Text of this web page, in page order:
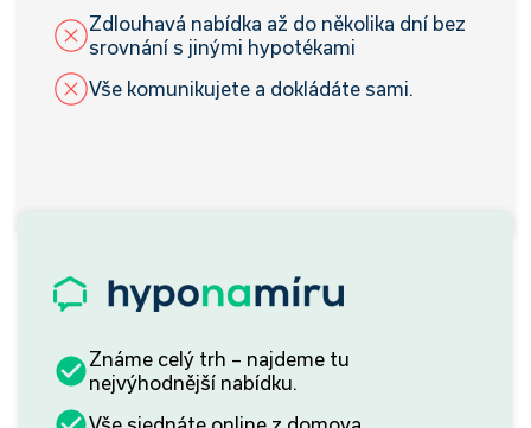
Zdlouhavá nabídka až do několika dní bez
srovnání s jinými hypotékami
Vše komunikujete a dokládáte sami.
Známe celý trh – najdeme tu
nejvýhodnější nabídku.